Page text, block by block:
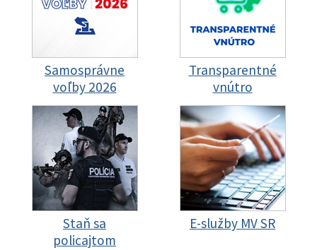
Samosprávne
voľby 2026
Transparentné
vnútro
Staň sa
policajtom
E-služby MV SR